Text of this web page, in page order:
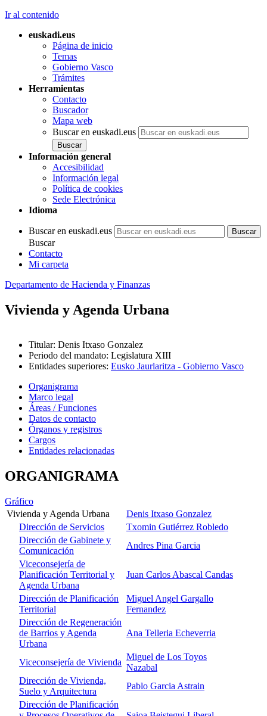
Ir al contenido
euskadi.eus
Página de inicio
Temas
Gobierno Vasco
Trámites
Herramientas
Contacto
Buscador
Mapa web
Buscar en euskadi.eus
Información general
Accesibilidad
Información legal
Política de cookies
Sede Electrónica
Idioma
Buscar en euskadi.eus
Buscar
Contacto
Mi carpeta
Departamento de Hacienda y Finanzas
Vivienda y Agenda Urbana
Titular: Denis Itxaso Gonzalez
Periodo del mandato: Legislatura XIII
Entidades superiores: Eusko Jaurlaritza - Gobierno Vasco
Organigrama
Marco legal
Áreas / Funciones
Datos de contacto
Órganos y registros
Cargos
Entidades relacionadas
ORGANIGRAMA
Gráfico
Vivienda y Agenda Urbana
Denis Itxaso Gonzalez
Dirección de Servicios
Txomin Gutiérrez Robledo
Dirección de Gabinete y
Comunicación
Andres Pina Garcia
Viceconsejería de
Planificación Territorial y
Agenda Urbana
Juan Carlos Abascal Candas
Dirección de Planificación
Territorial
Miguel Angel Gargallo
Fernandez
Dirección de Regeneración
de Barrios y Agenda
Urbana
Ana Telleria Echeverria
Viceconsejería de Vivienda
Miguel de Los Toyos
Nazabal
Dirección de Vivienda,
Suelo y Arquitectura
Pablo Garcia Astrain
Dirección de Planificación